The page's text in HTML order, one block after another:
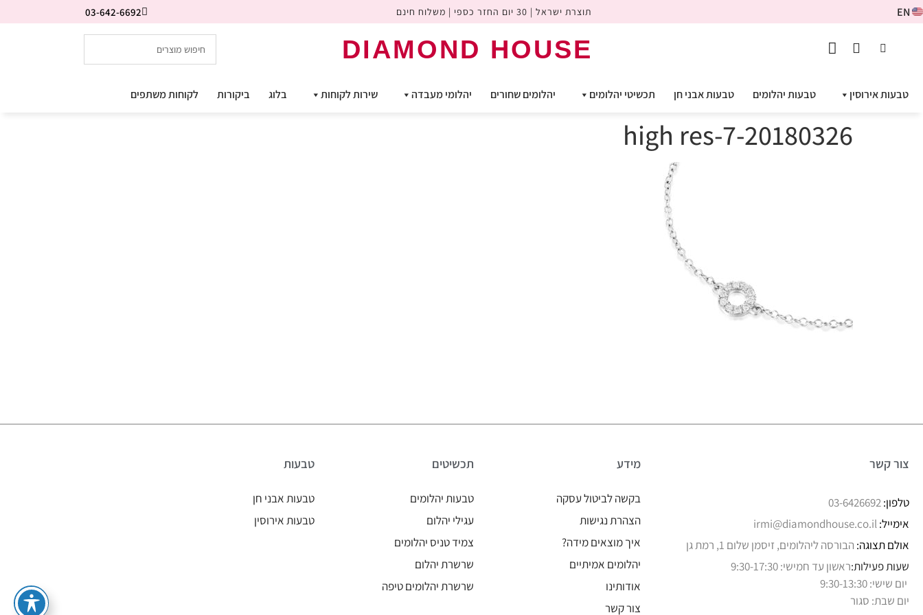
EN תוצרת ישראל | 30 יום החזר כספי | משלוח חינם 03-642-6692
DIAMOND HOUSE
טבעות אירוסין טבעות יהלומים טבעות אבני חן תכשיטי יהלומים יהלומים שחורים יהלומי מעבדה שירות לקוחות בלוג ביקורות לקוחות משתפים
20180326-high res-7
צור קשר
טלפון:03-6426692
אימייל:irmi@diamondhouse.co.il
אולם תצוגה: הבורסה ליהלומים, זיסמן שלום 1, רמת גן
שעות פעילות:ראשון עד חמישי: 9:30-17:30
יום שישי: 9:30-13:30
יום שבת: סגור
מידע
בקשה לביטול עסקה
הצהרת נגישות
איך מוצאים מידה?
יהלומים אמיתיים
אודותינו
צור קשר
תכשיטים
טבעות יהלומים
עגילי יהלום
צמיד טניס יהלומים
שרשרת יהלום
שרשרת יהלומים טיפה
טבעות
טבעות אבני חן
טבעות אירוסין